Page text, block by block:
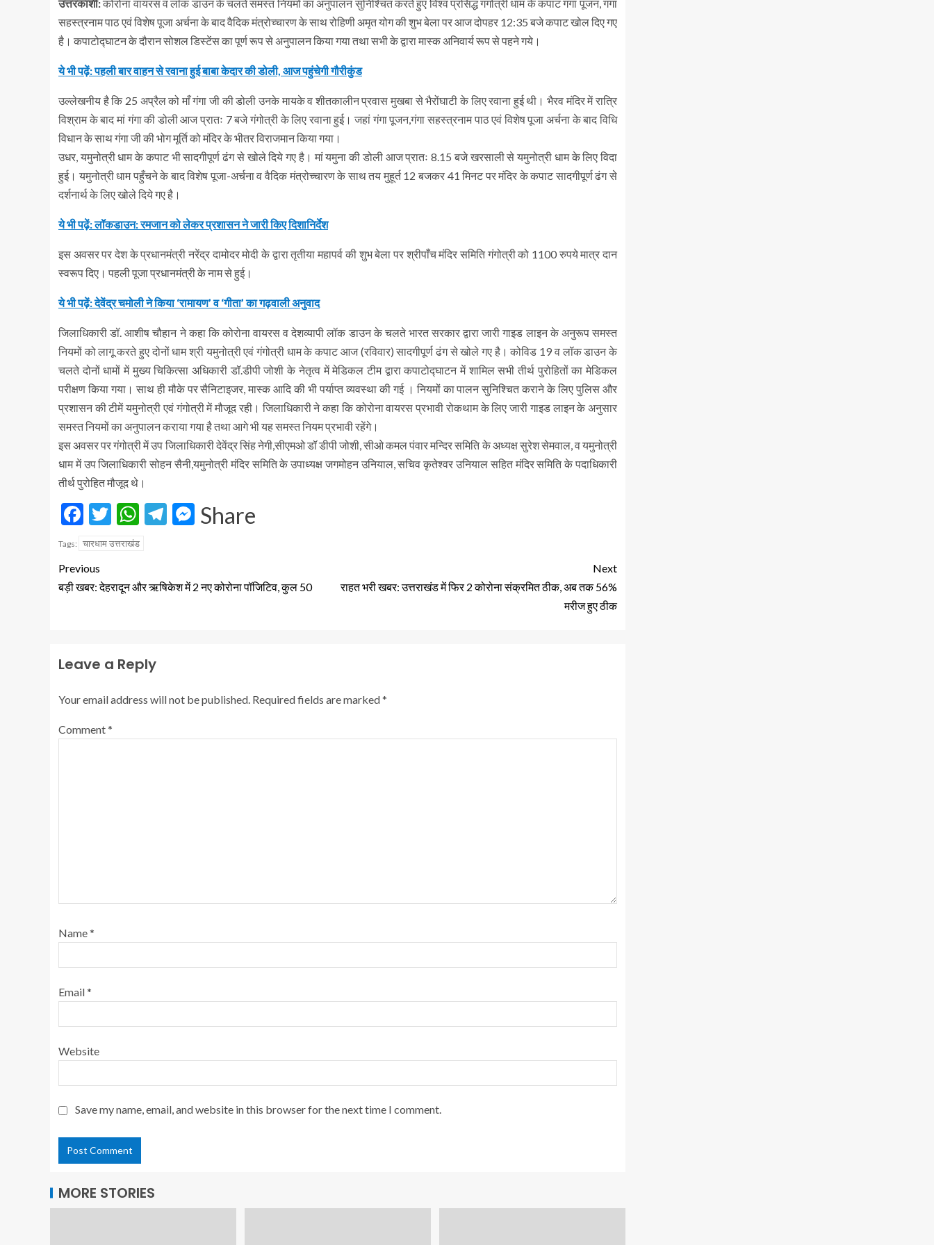
उत्तरकाशी:कोरोना वायरस व लॉक डाउन के चलते समस्त नियमों का अनुपालन सुनिश्चित करते हुए विश्व प्रसिद्ध गंगोत्री धाम के कपाट गंगा पूजन, गंगा
सहस्त्रनाम पाठ एवं विशेष पूजा अर्चना के बाद वैदिक मंत्रोच्चारण के साथ रोहिणी अमृत योग की शुभ बेला पर आज दोपहर 12:35 बजे कपाट खोल दिए गए
है। कपाटोद्घाटन के दौरान सोशल डिस्टेंस का पूर्ण रूप से अनुपालन किया गया तथा सभी के द्वारा मास्क अनिवार्य रूप से पहने गये।
ये भी पढ़ें: पहली बार वाहन से रवाना हुई बाबा केदार की डोली, आज पहुंचेगी गौरीकुंड
उल्लेखनीय है कि 25 अप्रैल को माँ गंगा जी की डोली उनके मायके व शीतकालीन प्रवास मुखबा से भैरोंघाटी के लिए रवाना हुई थी। भैरव मंदिर में रात्रि
विश्राम के बाद मां गंगा की डोली आज प्रातः 7 बजे गंगोत्री के लिए रवाना हुई। जहां गंगा पूजन,गंगा सहस्त्रनाम पाठ एवं विशेष पूजा अर्चना के बाद विधि
विधान के साथ गंगा जी की भोग मूर्ति को मंदिर के भीतर विराजमान किया गया।
उधर, यमुनोत्री धाम के कपाट भी सादगीपूर्ण ढंग से खोले दिये गए है। मां यमुना की डोली आज प्रातः 8.15 बजे खरसाली से यमुनोत्री धाम के लिए विदा
हुई। यमुनोत्री धाम पहुँचने के बाद विशेष पूजा-अर्चना व वैदिक मंत्रोच्चारण के साथ तय मुहूर्त 12 बजकर 41 मिनट पर मंदिर के कपाट सादगीपूर्ण ढंग से
दर्शनार्थ के लिए खोले दिये गए है।
ये भी पढ़ें: लॉकडाउन: रमजान को लेकर प्रशासन ने जारी किए दिशानिर्देश
इस अवसर पर देश के प्रधानमंत्री नरेंद्र दामोदर मोदी के द्वारा तृतीया महापर्व की शुभ बेला पर श्रीपाँच मंदिर समिति गंगोत्री को 1100 रुपये मात्र दान
स्वरूप दिए। पहली पूजा प्रधानमंत्री के नाम से हुई।
ये भी पढ़ें: देवेंद्र चमोली ने किया ‘रामायण’ व ‘गीता’ का गढ़वाली अनुवाद
जिलाधिकारी डॉ. आशीष चौहान ने कहा कि कोरोना वायरस व देशव्यापी लॉक डाउन के चलते भारत सरकार द्वारा जारी गाइड लाइन के अनुरूप समस्त
नियमों को लागू करते हुए दोनों धाम श्री यमुनोत्री एवं गंगोत्री धाम के कपाट आज (रविवार) सादगीपूर्ण ढंग से खोले गए है। कोविड 19 व लॉक डाउन के
चलते दोनों धामों में मुख्य चिकित्सा अधिकारी डॉ.डीपी जोशी के नेतृत्व में मेडिकल टीम द्वारा कपाटोद्घाटन में शामिल सभी तीर्थ पुरोहितों का मेडिकल
परीक्षण किया गया। साथ ही मौके पर सैनिटाइजर, मास्क आदि की भी पर्याप्त व्यवस्था की गई । नियमों का पालन सुनिश्चित कराने के लिए पुलिस और
प्रशासन की टीमें यमुनोत्री एवं गंगोत्री में मौजूद रही। जिलाधिकारी ने कहा कि कोरोना वायरस प्रभावी रोकथाम के लिए जारी गाइड लाइन के अनुसार
समस्त नियमों का अनुपालन कराया गया है तथा आगे भी यह समस्त नियम प्रभावी रहेंगे।
इस अवसर पर गंगोत्री में उप जिलाधिकारी देवेंद्र सिंह नेगी,सीएमओ डॉ डीपी जोशी, सीओ कमल पंवार मन्दिर समिति के अध्यक्ष सुरेश सेमवाल, व यमुनोत्री
धाम में उप जिलाधिकारी सोहन सैनी,यमुनोत्री मंदिर समिति के उपाध्यक्ष जगमोहन उनियाल, सचिव कृतेश्वर उनियाल सहित मंदिर समिति के पदाधिकारी
तीर्थ पुरोहित मौजूद थे।
Facebook
Twitter
WhatsApp
Telegram
Messenger
Share
Tags: चारधाम उत्तराखंड
Previous
बड़ी खबर: देहरादून और ऋषिकेश में 2 नए कोरोना पॉजिटिव, कुल 50
Next
राहत भरी खबर: उत्तराखंड में फिर 2 कोरोना संक्रमित ठीक, अब तक 56%
मरीज हुए ठीक
Leave a Reply
Your email address will not be published. Required fields are marked*
Comment*
Name*
Email*
Website
Save my name, email, and website in this browser for the next time I comment.
MORE STORIES